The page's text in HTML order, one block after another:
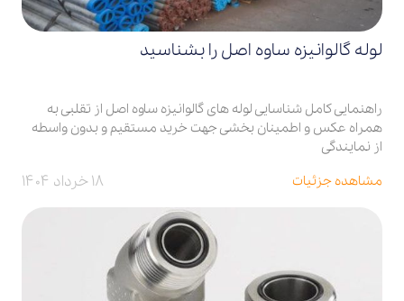
لوله گالوانیزه ساوه اصل را بشناسید
راهنمایی کامل شناسایی لوله های گالوانیزه ساوه اصل از تقلبی به
همراه عکس و اطمینان بخشی جهت خرید مستقیم و بدون واسطه
از نمایندگی
مشاهده جزئیات
۱۸ خرداد ۱۴۰۴